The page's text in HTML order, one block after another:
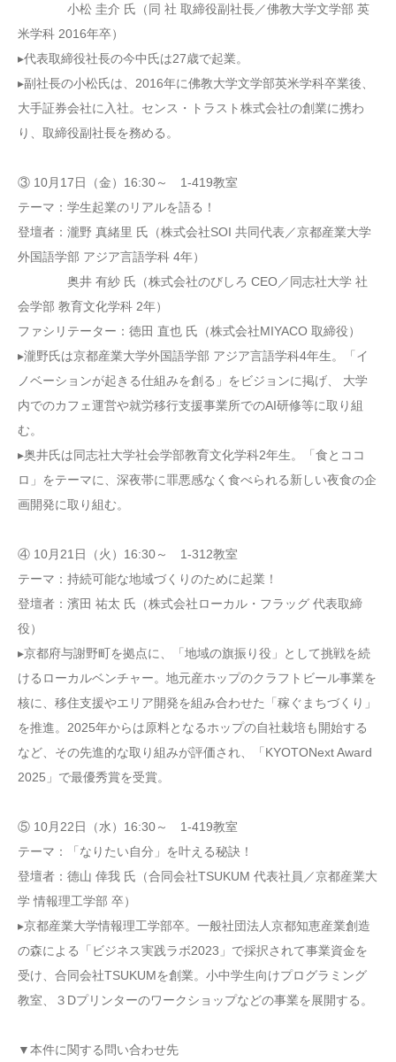
小松 圭介 氏（同 社 取締役副社長／佛教大学文学部 英
米学科 2016年卒）
▸代表取締役社長の今中氏は27歳で起業。
▸副社長の小松氏は、2016年に佛教大学文学部英米学科卒業後、
大手証券会社に入社。センス・トラスト株式会社の創業に携わ
り、取締役副社長を務める。
③ 10月17日（金）16:30～ 1-419教室
テーマ：学生起業のリアルを語る！
登壇者：瀧野 真緒里 氏（株式会社SOI 共同代表／京都産業大学
外国語学部 アジア言語学科 4年）
奥井 有紗 氏（株式会社のびしろ CEO／同志社大学 社
会学部 教育文化学科 2年）
ファシリテーター：徳田 直也 氏（株式会社MIYACO 取締役）
▸瀧野氏は京都産業大学外国語学部 アジア言語学科4年生。「イ
ノベーションが起きる仕組みを創る」をビジョンに掲げ、 大学
内でのカフェ運営や就労移行支援事業所でのAI研修等に取り組
む。
▸奥井氏は同志社大学社会学部教育文化学科2年生。「食とココ
ロ」をテーマに、深夜帯に罪悪感なく食べられる新しい夜食の企
画開発に取り組む。
④ 10月21日（火）16:30～ 1-312教室
テーマ：持続可能な地域づくりのために起業！
登壇者：濱田 祐太 氏（株式会社ローカル・フラッグ 代表取締
役）
▸京都府与謝野町を拠点に、「地域の旗振り役」として挑戦を続
けるローカルベンチャー。地元産ホップのクラフトビール事業を
核に、移住支援やエリア開発を組み合わせた「稼ぐまちづくり」
を推進。2025年からは原料となるホップの自社栽培も開始する
など、その先進的な取り組みが評価され、「KYOTONext Award
2025」で最優秀賞を受賞。
⑤ 10月22日（水）16:30～ 1-419教室
テーマ：「なりたい自分」を叶える秘訣！
登壇者：德山 倖我 氏（合同会社TSUKUM 代表社員／京都産業大
学 情報理工学部 卒）
▸京都産業大学情報理工学部卒。一般社団法人京都知恵産業創造
の森による「ビジネス実践ラボ2023」で採択されて事業資金を
受け、合同会社TSUKUMを創業。小中学生向けプログラミング
教室、３Dプリンターのワークショップなどの事業を展開する。
▼本件に関する問い合わせ先